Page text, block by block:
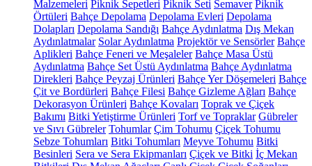
Malzemeleri Piknik Sepetleri Piknik Seti Semaver Piknik
Örtüleri Bahçe Depolama Depolama Evleri Depolama
Dolapları Depolama Sandığı Bahçe Aydınlatma Dış Mekan
Aydınlatmalar Solar Aydınlatma Projektör ve Sensörler Bahçe
Aplikleri Bahçe Feneri ve Meşaleler Bahçe Masa Üstü
Aydınlatma Bahçe Set Üstü Aydınlatma Bahçe Aydınlatma
Direkleri Bahçe Peyzaj Ürünleri Bahçe Yer Döşemeleri Bahçe
Çit ve Bordürleri Bahçe Filesi Bahçe Gizleme Ağları Bahçe
Dekorasyon Ürünleri Bahçe Kovaları Toprak ve Çiçek
Bakımı Bitki Yetiştirme Ürünleri Torf ve Topraklar Gübreler
ve Sıvı Gübreler Tohumlar Çim Tohumu Çiçek Tohumu
Sebze Tohumları Bitki Tohumları Meyve Tohumu Bitki
Besinleri Sera ve Sera Ekipmanları Çiçek ve Bitki İç Mekan